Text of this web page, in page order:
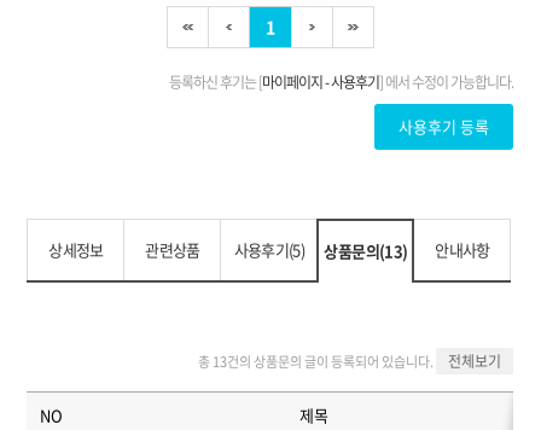
상세정보 관련상품 사용후기(5) 상품문의(13) 안내사항